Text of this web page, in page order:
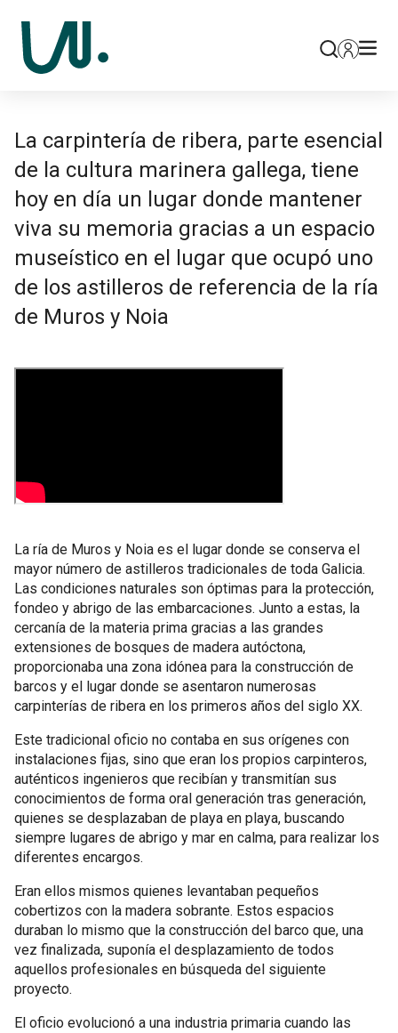
La carpintería de ribera, parte esencial
de la cultura marinera gallega, tiene
hoy en día un lugar donde mantener
viva su memoria gracias a un espacio
museístico en el lugar que ocupó uno
de los astilleros de referencia de la ría
de Muros y Noia
La ría de Muros y Noia es el lugar donde se conserva el
mayor número de astilleros tradicionales de toda Galicia.
Las condiciones naturales son óptimas para la protección,
fondeo y abrigo de las embarcaciones. Junto a estas, la
cercanía de la materia prima gracias a las grandes
extensiones de bosques de madera autóctona,
proporcionaba una zona idónea para la construcción de
barcos y el lugar donde se asentaron numerosas
carpinterías de ribera en los primeros años del siglo XX.
Este tradicional oficio no contaba en sus orígenes con
instalaciones fijas, sino que eran los propios carpinteros,
auténticos ingenieros que recibían y transmitían sus
conocimientos de forma oral generación tras generación,
quienes se desplazaban de playa en playa, buscando
siempre lugares de abrigo y mar en calma, para realizar los
diferentes encargos.
Eran ellos mismos quienes levantaban pequeños
cobertizos con la madera sobrante. Estos espacios
duraban lo mismo que la construcción del barco que, una
vez finalizada, suponía el desplazamiento de todos
aquellos profesionales en búsqueda del siguiente
proyecto.
El oficio evolucionó a una industria primaria cuando las